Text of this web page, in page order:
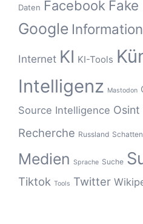
Daten Facebook
Google
Internet KI KI-Tools
Intelligenz Mastodon
Source Intelligence Osint
Recherche Russland
Medien Sprache Suche
Tiktok Tools Twitter